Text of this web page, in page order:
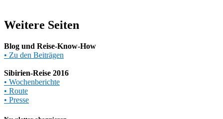
Weitere Seiten
Blog und Reise-Know-How
• Zu den Beiträgen
Sibirien-Reise 2016
• Wochenberichte
• Route
• Presse